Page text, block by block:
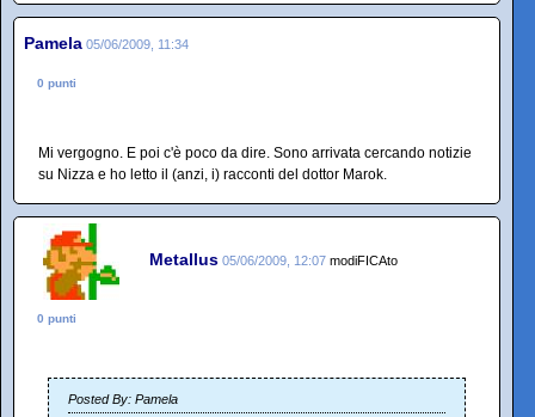
Pamela 05/06/2009, 11:34
0 punti
Mi vergogno. E poi c'è poco da dire. Sono arrivata cercando notizie
su Nizza e ho letto il (anzi, i) racconti del dottor Marok.
Metallus 05/06/2009, 12:07 modiFICAto
0 punti
Posted By: Pamela